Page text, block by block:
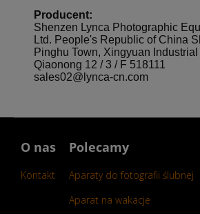
Producent:
Shenzen Lynca Photographic
Ltd. People's Republic of China
Pinghu Town, Xingyuan
Qiaonong 12 / 3 / F 518111
sales02@lynca-cn.com
O nas
Kontakt
Polecamy
Aparaty do fotografii ślubnej
Aparat na wakacje